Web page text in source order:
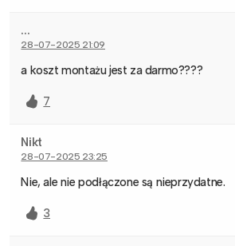
...
28-07-2025 21:09
a koszt montażu jest za darmo????
7
Nikt
28-07-2025 23:25
Nie, ale nie podłączone są nieprzydatne.
3